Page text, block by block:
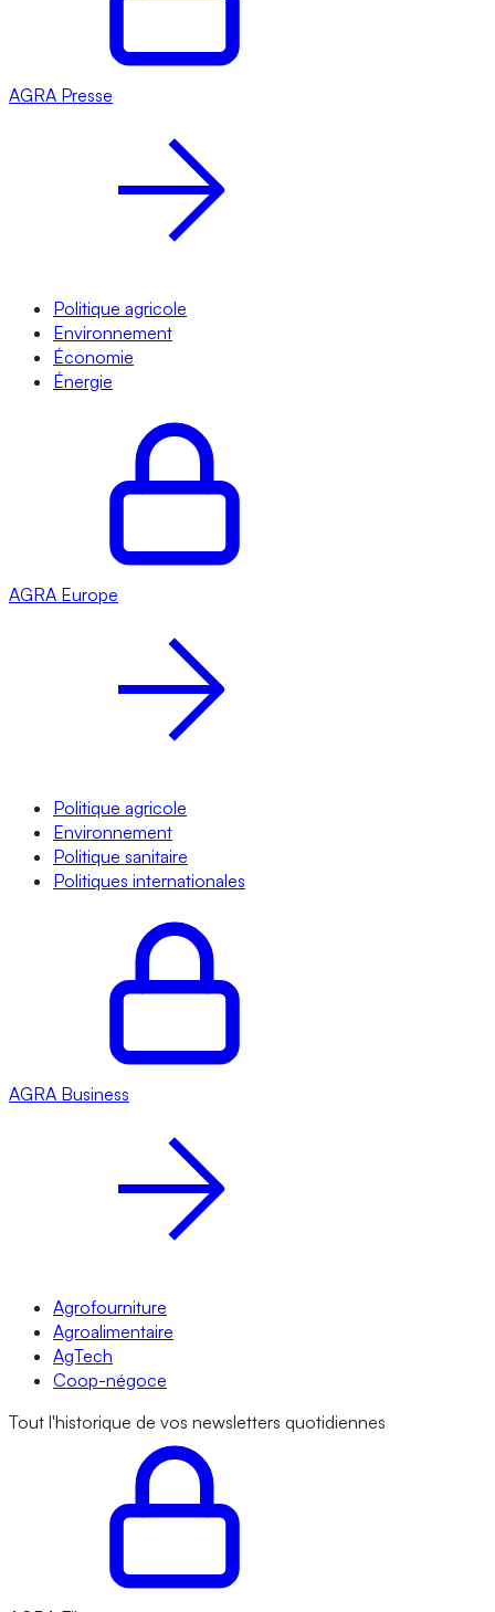
AGRA Presse
Politique agricole
Environnement
Économie
Énergie
AGRA Europe
Politique agricole
Environnement
Politique sanitaire
Politiques internationales
AGRA Business
Agrofourniture
Agroalimentaire
AgTech
Coop-négoce
Tout l'historique de vos newsletters quotidiennes